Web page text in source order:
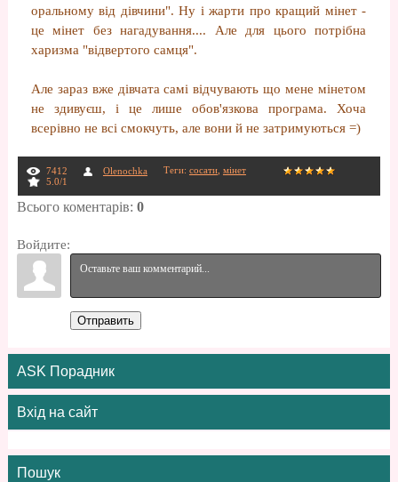
оральному від дівчини". Ну і жарти про кращий мінет -
це мінет без нагадування.... Але для цього потрібна
харизма "відвертого самця".
Але зараз вже дівчата самі відчувають що мене мінетом
не здивуєш, і це лише обов'язкова програма. Хоча
всерівно не всі смокчуть, але вони й не затримуються =)
7412 Olenochka Теги: сосати, мінет
5.0/1
Всього коментарів: 0
Войдите:
Отправить
ASK Порадник
Вхід на сайт
Пошук